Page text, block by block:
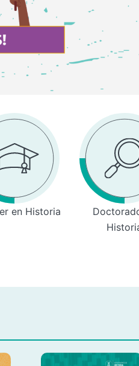
en Historia